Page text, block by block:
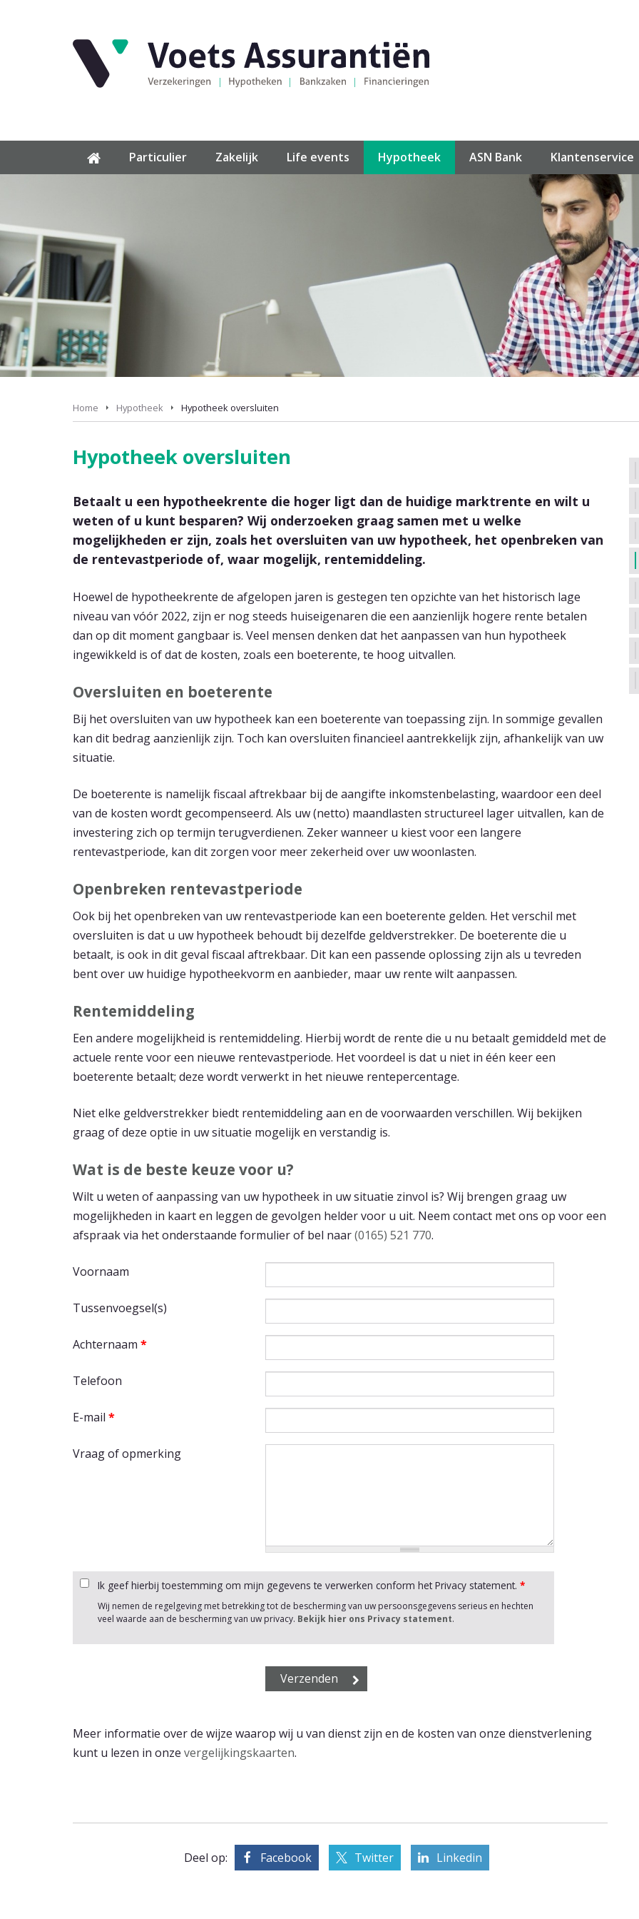
Particulier Zakelijk Life events Hypotheek ASN Bank Klantenservice
Home Hypotheek Hypotheek oversluiten
Hypotheek oversluiten
Betaalt u een hypotheekrente die hoger ligt dan de huidige marktrente en wilt u
weten of u kunt besparen? Wij onderzoeken graag samen met u welke
mogelijkheden er zijn, zoals het oversluiten van uw hypotheek, het openbreken van
de rentevastperiode of, waar mogelijk, rentemiddeling.
Hoewel de hypotheekrente de afgelopen jaren is gestegen ten opzichte van het historisch lage
niveau van vóór 2022, zijn er nog steeds huiseigenaren die een aanzienlijk hogere rente betalen
dan op dit moment gangbaar is. Veel mensen denken dat het aanpassen van hun hypotheek
ingewikkeld is of dat de kosten, zoals een boeterente, te hoog uitvallen.
Oversluiten en boeterente
Bij het oversluiten van uw hypotheek kan een boeterente van toepassing zijn. In sommige gevallen
kan dit bedrag aanzienlijk zijn. Toch kan oversluiten financieel aantrekkelijk zijn, afhankelijk van uw
situatie.
De boeterente is namelijk fiscaal aftrekbaar bij de aangifte inkomstenbelasting, waardoor een deel
van de kosten wordt gecompenseerd. Als uw (netto) maandlasten structureel lager uitvallen, kan de
investering zich op termijn terugverdienen. Zeker wanneer u kiest voor een langere
rentevastperiode, kan dit zorgen voor meer zekerheid over uw woonlasten.
Openbreken rentevastperiode
Ook bij het openbreken van uw rentevastperiode kan een boeterente gelden. Het verschil met
oversluiten is dat u uw hypotheek behoudt bij dezelfde geldverstrekker. De boeterente die u
betaalt, is ook in dit geval fiscaal aftrekbaar. Dit kan een passende oplossing zijn als u tevreden
bent over uw huidige hypotheekvorm en aanbieder, maar uw rente wilt aanpassen.
Rentemiddeling
Een andere mogelijkheid is rentemiddeling. Hierbij wordt de rente die u nu betaalt gemiddeld met de
actuele rente voor een nieuwe rentevastperiode. Het voordeel is dat u niet in één keer een
boeterente betaalt; deze wordt verwerkt in het nieuwe rentepercentage.
Niet elke geldverstrekker biedt rentemiddeling aan en de voorwaarden verschillen. Wij bekijken
graag of deze optie in uw situatie mogelijk en verstandig is.
Wat is de beste keuze voor u?
Wilt u weten of aanpassing van uw hypotheek in uw situatie zinvol is? Wij brengen graag uw
mogelijkheden in kaart en leggen de gevolgen helder voor u uit. Neem contact met ons op voor een
afspraak via het onderstaande formulier of bel naar(0165) 521 770.
Voornaam
Tussenvoegsel(s)
Achternaam *
Telefoon
E-mail *
Vraag of opmerking
Ik geef hierbij toestemming om mijn gegevens te verwerken conform het Privacy statement. *
Wij nemen de regelgeving met betrekking tot de bescherming van uw persoonsgegevens serieus en hechten
veel waarde aan de bescherming van uw privacy. Bekijk hier ons Privacy statement.
Meer informatie over de wijze waarop wij u van dienst zijn en de kosten van onze dienstverlening
kunt u lezen in onze vergelijkingskaarten.
Deel op: Facebook Twitter Linkedin